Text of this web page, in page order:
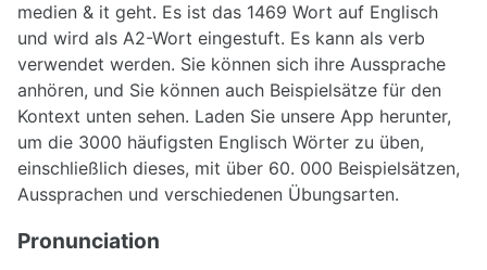
medien & it geht. Es ist das 1469 Wort auf Englisch
und wird als A2-Wort eingestuft. Es kann als verb
verwendet werden. Sie können sich ihre Aussprache
anhören, und Sie können auch Beispielsätze für den
Kontext unten sehen. Laden Sie unsere App herunter,
um die 3000 häufigsten Englisch Wörter zu üben,
einschließlich dieses, mit über 60. 000 Beispielsätzen,
Aussprachen und verschiedenen Übungsarten.
Pronunciation